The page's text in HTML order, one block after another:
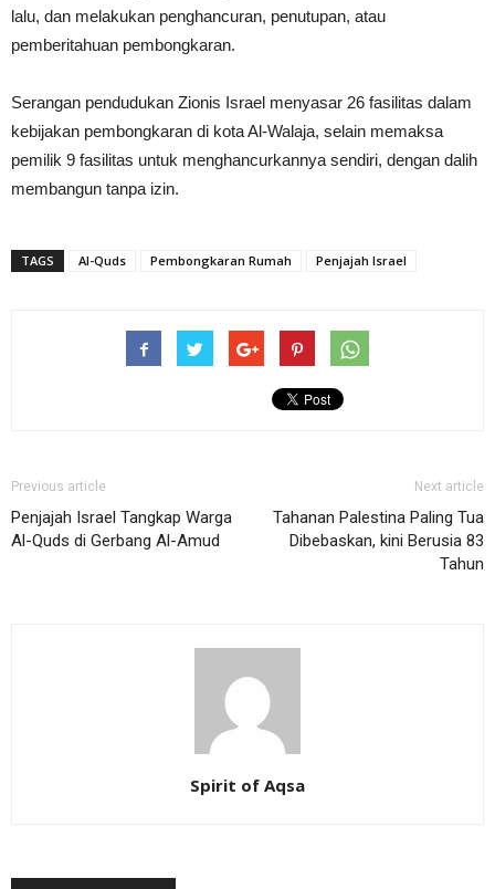
lalu, dan melakukan penghancuran, penutupan, atau
pemberitahuan pembongkaran.
Serangan pendudukan Zionis Israel menyasar 26 fasilitas dalam
kebijakan pembongkaran di kota Al-Walaja, selain memaksa
pemilik 9 fasilitas untuk menghancurkannya sendiri, dengan dalih
membangun tanpa izin.
TAGS Al-Quds Pembongkaran Rumah Penjajah Israel
Previous article
Penjajah Israel Tangkap Warga
Al-Quds di Gerbang Al-Amud
Next article
Tahanan Palestina Paling Tua
Dibebaskan, kini Berusia 83
Tahun
Spirit of Aqsa